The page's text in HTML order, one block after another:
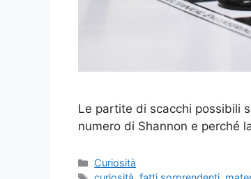
Le partite di scacchi possibili
numero di Shannon e perché
Categorie
Curiosità